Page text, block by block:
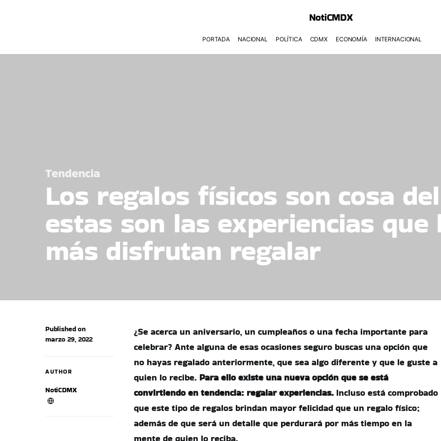
NotiCMDX
PORTADA NACIONAL POLÍTICA CDMX ECONOMÍA INTERNACIONAL
Tendencia
Los regalos físicos son cosa
estas son las experiencias que
más disfrutan regalar
Published on
marzo 29, 2022
AUTHOR
NotiCDMX
¿Se acerca un aniversario, un cumpleaños o una fecha importante para
celebrar? Ante alguna de esas ocasiones seguro buscas una opción que
no hayas regalado anteriormente, que sea algo diferente y que le guste a
quien lo recibe. Para ello existe una nueva opción que se está
convirtiendo en tendencia: regalar experiencias. Incluso está comprobado
que este tipo de regalos brindan mayor felicidad que un regalo físico;
además de que será un detalle que perdurará por más tiempo en la
mente de quien lo reciba.